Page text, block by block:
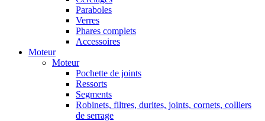
Paraboles
Verres
Phares complets
Accessoires
Moteur
Moteur
Pochette de joints
Ressorts
Segments
Robinets, filtres, durites, joints, cornets, colliers
de serrage